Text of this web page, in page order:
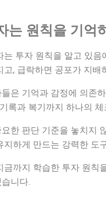
는 원칙을 기억
는 투자 원칙을 알고 있
고, 급락하면 공포가 지배
은 기억과 감정에 의존
록과 복기까지 하나의
한 판단 기준을 놓치지
지하게 만드는 강력한 도
금까지 학습한 투자 원칙
니다.